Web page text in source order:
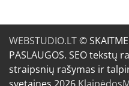
WEBSTUDIO.LT©
PASLAUGOS. SEO tekstų
straipsnių rašymas ir